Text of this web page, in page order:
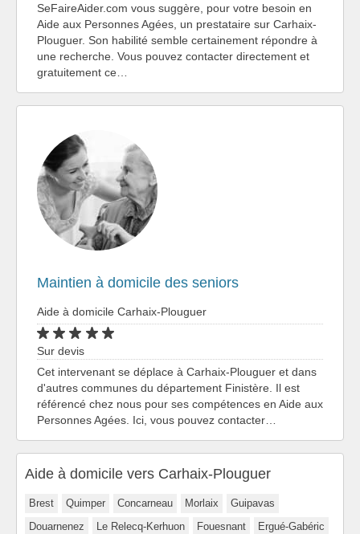
SeFaireAider.com vous suggère, pour votre besoin en
Aide aux Personnes Agées, un prestataire sur Carhaix-
Plouguer. Son habilité semble certainement répondre à
une recherche. Vous pouvez contacter directement et
gratuitement ce…
Maintien à domicile des seniors
Aide à domicile Carhaix-Plouguer
Sur devis
Cet intervenant se déplace à Carhaix-Plouguer et dans
d'autres communes du département Finistère. Il est
référencé chez nous pour ses compétences en Aide aux
Personnes Agées. Ici, vous pouvez contacter…
Aide à domicile vers Carhaix-Plouguer
Brest Quimper Concarneau Morlaix
Guipavas
Douarnenez
Le Relecq-Kerhuon Fouesnant
Ergué-Gabéric